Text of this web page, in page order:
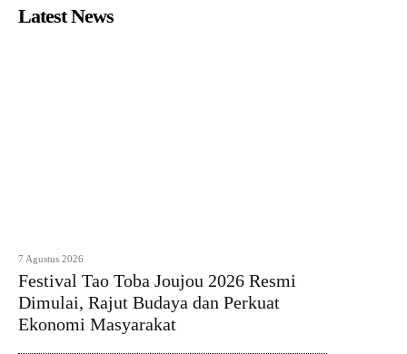
Latest News
7 Agustus 2026
Festival Tao Toba Joujou 2026 Resmi
Dimulai, Rajut Budaya dan Perkuat
Ekonomi Masyarakat